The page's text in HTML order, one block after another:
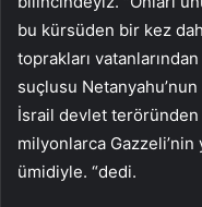
bu kürsüden bir kez
toprakları
suçlusu Netanyahu’nun
İsrail devlet
milyonlarca Gazzeli’nin
ümidiyle. “dedi.